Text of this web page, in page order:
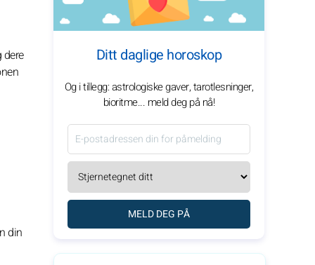
din
Ditt daglige horoskop
Og i tillegg: astrologiske gaver, tarotlesninger,
bioritme... meld deg på nå!
MELD DEG PÅ